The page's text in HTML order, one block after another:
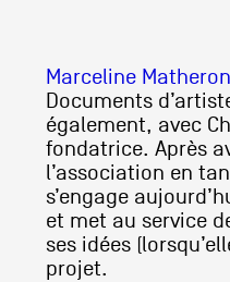
Marceline Matheron
Documents
également, avec
fondatrice. Après
l’association en
s’engage
et met au service
ses idées
projet.